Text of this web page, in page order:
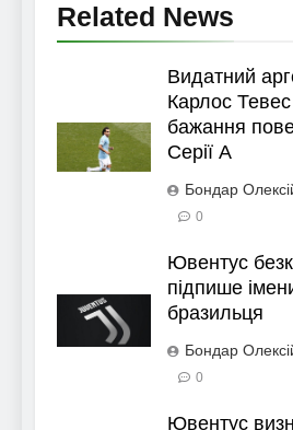
Related News
Видатний
Карлос
бажання
Серії А
Бондар
0
Ювентус
підпише
бразильця
Бондар
0
Ювентус